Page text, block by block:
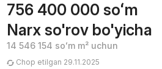
756 400 000 soʻm
Narx so'rov bo'yicha
14 546 154 soʻmm² uchun
Chop etilgan 29.11.2025